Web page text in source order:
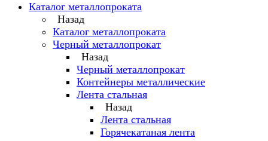
Каталог металлопроката
Назад
Каталог металлопроката
Черный металлопрокат
Назад
Черный металлопрокат
Контейнеры металлические
Лента стальная
Назад
Лента стальная
Горячекатаная лента